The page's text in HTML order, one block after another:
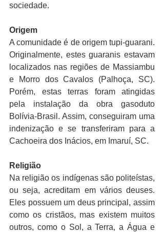
sociedade.
Origem
A comunidade é de origem tupi-guarani.
Originalmente, estes guaranis estavam
localizados nas regiões de Massiambu
e Morro dos Cavalos (Palhoça, SC).
Porém, estas terras foram atingidas
pela instalação da obra gasoduto
Bolívia-Brasil. Assim, conseguiram uma
indenização e se transferiram para a
Cachoeira dos Inácios, em Imaruí, SC.
Religião
Na religião os indígenas são politeístas,
ou seja, acreditam em vários deuses.
Eles possuem um deus principal, assim
como os cristãos, mas existem muitos
outros, como o Sol, a Terra, a Água e